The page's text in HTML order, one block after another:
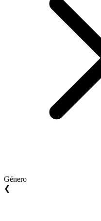
Género
❮